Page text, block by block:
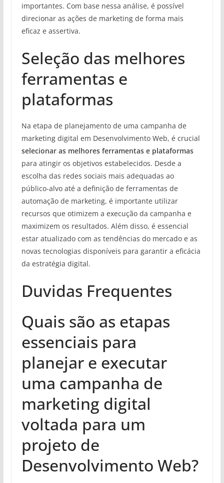
importantes. Com base nessa análise, é possível
direcionar as ações de marketing de forma mais
eficaz e assertiva.
Seleção das melhores
ferramentas e
plataformas
Na etapa de planejamento de uma campanha de
marketing digital em Desenvolvimento Web, é crucial
selecionar as melhores ferramentas e plataformas
para atingir os objetivos estabelecidos. Desde a
escolha das redes sociais mais adequadas ao
público-alvo até a definição de ferramentas de
automação de marketing, é importante utilizar
recursos que otimizem a execução da campanha e
maximizem os resultados. Além disso, é essencial
estar atualizado com as tendências do mercado e as
novas tecnologias disponíveis para garantir a eficácia
da estratégia digital.
Duvidas Frequentes
Quais são as etapas
essenciais para
planejar e executar
uma campanha de
marketing digital
voltada para um
projeto de
Desenvolvimento Web?